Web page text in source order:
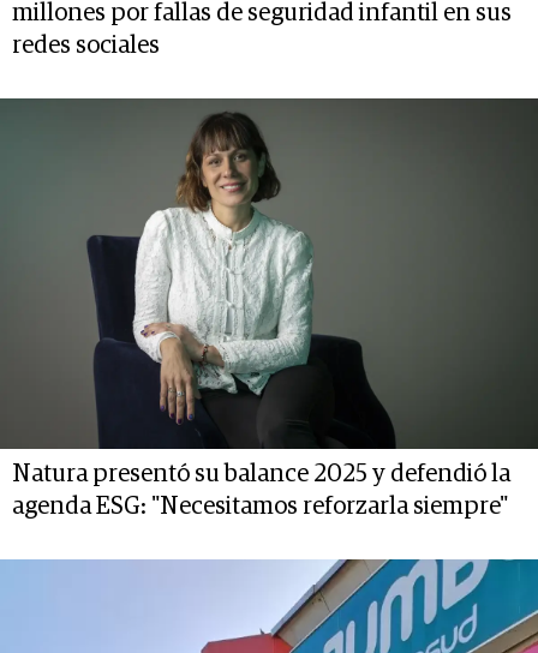
millones por fallas de seguridad infantil en sus
redes sociales
Natura presentó su balance 2025 y defendió la
agenda ESG: "Necesitamos reforzarla siempre"